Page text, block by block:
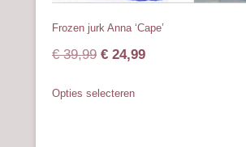
Frozen jurk Anna ‘Cape’
€39,99 Oorspronkelijke
was:
€ 24,99Huidige
Opties selecteren
product